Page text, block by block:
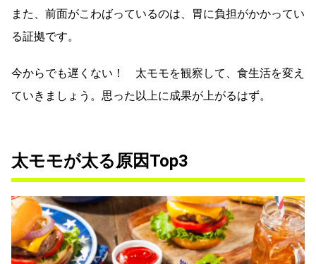
また、前面がこわばっているのは、胃に負担がかかってい
る証拠です。
今からでも遅くない！ 太モモを観察して、食生活を変え
ていきましょう。思った以上に成果が上がるはず。
太モモが太る原因Top3